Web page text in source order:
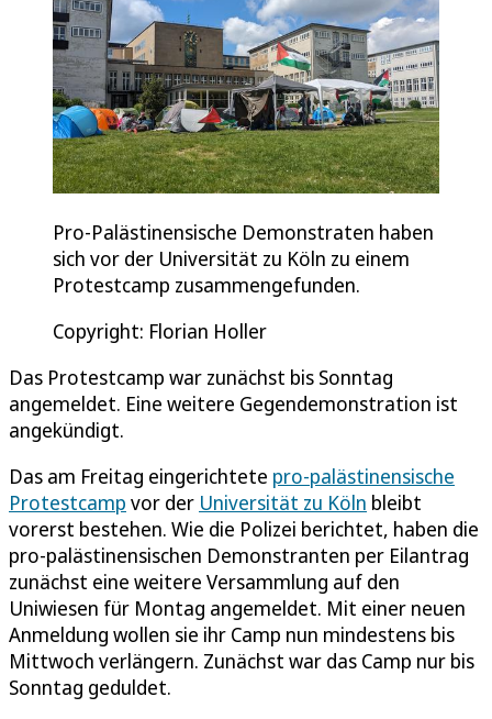
Pro-Palästinensische Demonstraten haben
sich vor der Universität zu Köln zu einem
Protestcamp zusammengefunden.
Copyright: Florian Holler
Das Protestcamp war zunächst bis Sonntag
angemeldet. Eine weitere Gegendemonstration ist
angekündigt.
Das am Freitag eingerichtete pro-palästinensische
Protestcamp vor der Universität zu Köln bleibt
vorerst bestehen. Wie die Polizei berichtet, haben die
pro-palästinensischen Demonstranten per Eilantrag
zunächst eine weitere Versammlung auf den
Uniwiesen für Montag angemeldet. Mit einer neuen
Anmeldung wollen sie ihr Camp nun mindestens bis
Mittwoch verlängern. Zunächst war das Camp nur bis
Sonntag geduldet.